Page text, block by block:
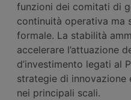
funzioni dei comitati di
continuità operativa ma
formale. La stabilità
accelerare l’attuazione
d’investimento legati al
strategie di innovazione
nei principali scali.